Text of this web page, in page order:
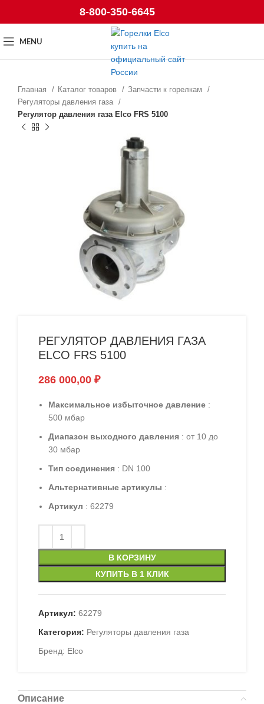
8-800-350-6645
MENU
Главная Каталог товаров
Запчасти к горелкам
Регуляторы давления газа
Регулятор давления газа Elco FRS 5100
РЕГУЛЯТОР ДАВЛЕНИЯ ГАЗА
ELCO FRS 5100
286 000,00 ₽
Максимальное избыточное давление :
500 мбар
Диапазон выходного давления : от 10 до
30 мбар
Тип соединения : DN 100
Альтернативные артикулы :
Артикул : 62279
В КОРЗИНУ
КУПИТЬ В 1 КЛИК
Артикул: 62279
Категория: Регуляторы давления газа
Бренд: Elco
Описание